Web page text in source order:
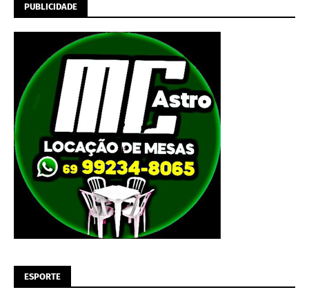
PUBLICIDADE
ESPORTE